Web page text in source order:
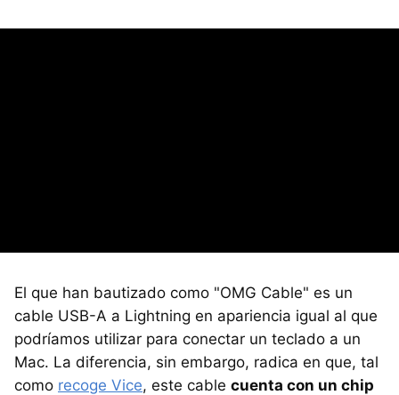
El que han bautizado como "OMG Cable" es un
cable USB-A a Lightning en apariencia igual al que
podríamos utilizar para conectar un teclado a un
Mac. La diferencia, sin embargo, radica en que, tal
como recoge Vice, este cable cuenta con un chip